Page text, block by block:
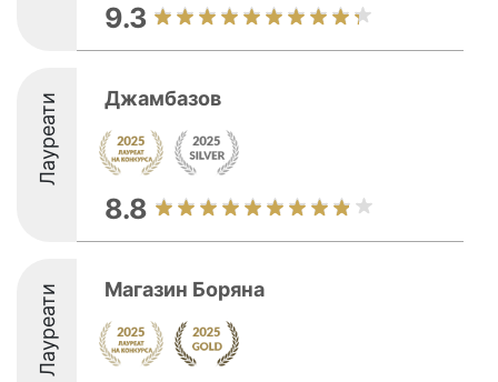
9.3
Лауреати Джамбазов
8.8
Лауреати Магазин Боряна